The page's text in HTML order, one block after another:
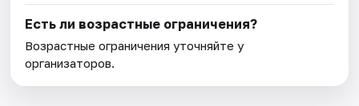
Есть ли возрастные ограничения?
Возрастные ограничения уточняйте у
организаторов.